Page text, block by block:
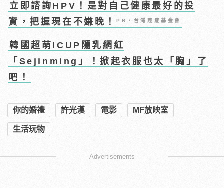
立即諮詢HPV！是對自己健康最好的投
資，把握現在不嫌晚！PR・台灣癌症基金會
韓國超萌ICUP隱乳網紅
「Sejinming」！掀起衣服也太「胸」了
吧！
你的婚禮 許光漢 電影 MF放映室
生活玩物
Advertisements